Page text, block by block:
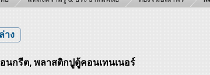
าง
นกรีต, พลาสติกปูตู้คอนเทนเนอร์